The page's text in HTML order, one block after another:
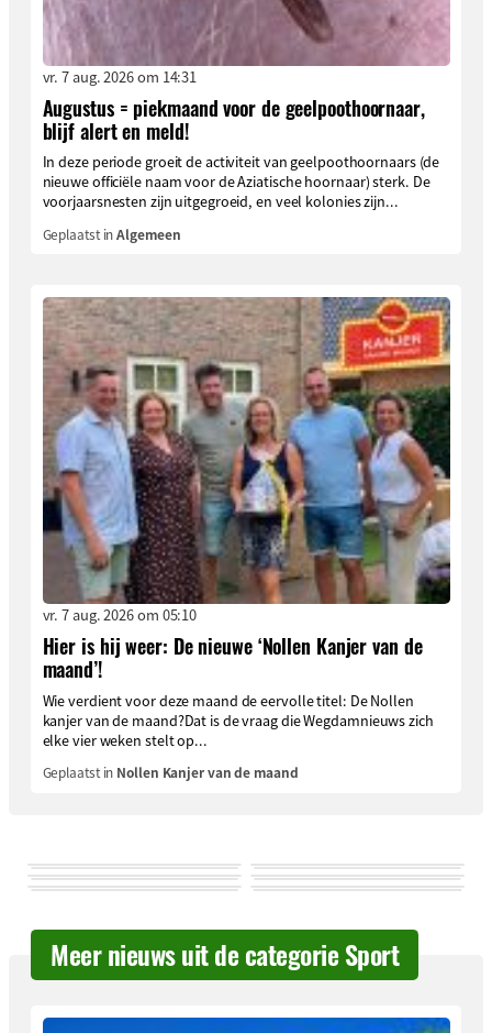
vr. 7 aug. 2026 om 14:31
Augustus = piekmaand voor de geelpoothoornaar,
blijf alert en meld!
In deze periode groeit de activiteit van geelpoothoornaars (de
nieuwe officiële naam voor de Aziatische hoornaar) sterk. De
voorjaarsnesten zijn uitgegroeid, en veel kolonies zijn...
Geplaatst inAlgemeen
vr. 7 aug. 2026 om 05:10
Hier is hij weer: De nieuwe ‘Nollen Kanjer van de
maand’!
Wie verdient voor deze maand de eervolle titel: De Nollen
kanjer van de maand?Dat is de vraag die Wegdamnieuws zich
elke vier weken stelt op...
Geplaatst in Nollen Kanjer van de maand
Meer nieuws uit de categorie Sport